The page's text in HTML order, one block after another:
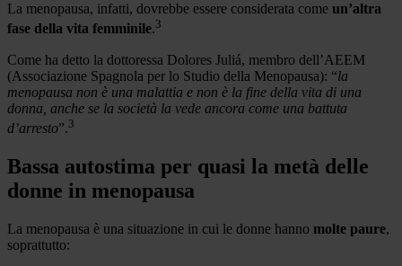
La menopausa, infatti, dovrebbe essere considerata come un’altra
fase della vita femminile.3
Come ha detto la dottoressa Dolores Juliá, membro dell’AEEM
(Associazione Spagnola per lo Studio della Menopausa): “la
menopausa non è una malattia e non è la fine della vita di una
donna, anche se la società la vede ancora come una battuta
d’arresto”.3
Bassa autostima per quasi la metà delle
donne in menopausa
La menopausa è una situazione in cui le donne hanno molte paure,
soprattutto: